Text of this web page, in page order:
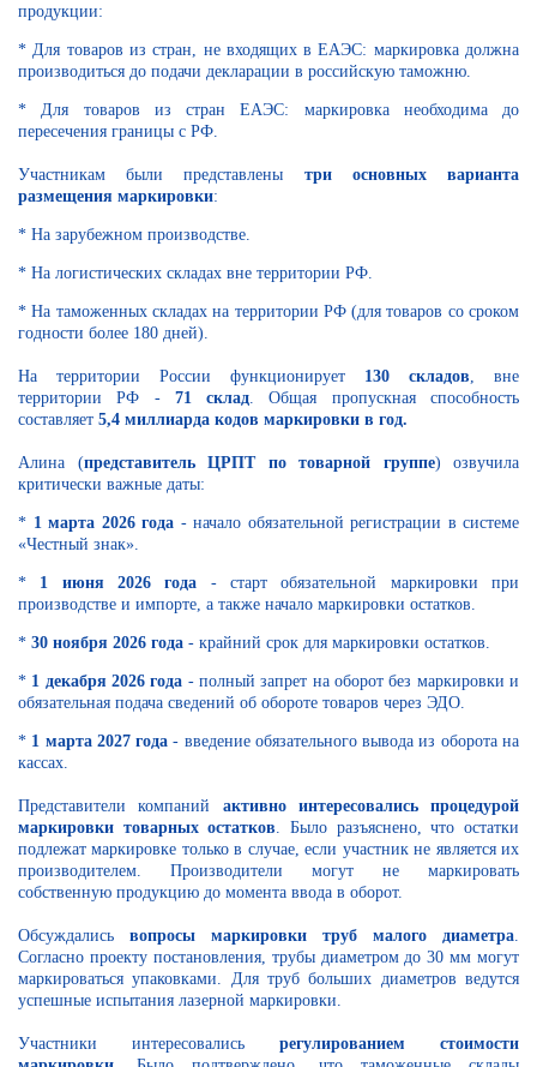
продукции:
* Для товаров из стран, не входящих в ЕАЭС: маркировка должна
производиться до подачи декларации в российскую таможню.
* Для товаров из стран ЕАЭС: маркировка необходима до
пересечения границы с РФ.
Участникам были представлены три основных варианта
размещения маркировки:
* На зарубежном производстве.
* На логистических складах вне территории РФ.
* На таможенных складах на территории РФ (для товаров со сроком
годности более 180 дней).
На территории России функционирует 130 складов , вне
территории РФ - 71 склад . Общая пропускная способность
составляет 5,4 миллиарда кодов маркировки в год.
Алина (представитель ЦРПТ по товарной группе) озвучила
критически важные даты:
* 1 марта 2026 года - начало обязательной регистрации в системе
«Честный знак».
* 1 июня 2026 года - старт обязательной маркировки при
производстве и импорте, а также начало маркировки остатков.
* 30 ноября 2026 года - крайний срок для маркировки остатков.
* 1 декабря 2026 года - полный запрет на оборот без маркировки и
обязательная подача сведений об обороте товаров через ЭДО.
* 1 марта 2027 года - введение обязательного вывода из оборота на
кассах.
Представители компаний активно интересовались процедурой
маркировки товарных остатков . Было разъяснено, что остатки
подлежат маркировке только в случае, если участник не является их
производителем. Производители могут не маркировать
собственную продукцию до момента ввода в оборот.
Обсуждались вопросы маркировки труб малого диаметра
Согласно проекту постановления, трубы диаметром до 30 мм могут
маркироваться упаковками. Для труб больших диаметров ведутся
успешные испытания лазерной маркировки.
Участники интересовались регулированием стоимости